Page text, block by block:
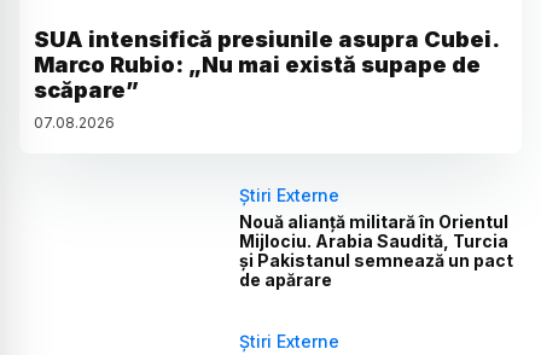
SUA intensifică presiunile asupra Cubei.
Marco Rubio: „Nu mai există supape de
scăpare”
07.08.2026
Știri Externe
Nouă alianță militară în Orientul
Mijlociu. Arabia Saudită, Turcia
și Pakistanul semnează un pact
de apărare
Știri Externe